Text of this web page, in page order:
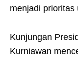
menjadi prioritas
Kunjungan
Kurniawan